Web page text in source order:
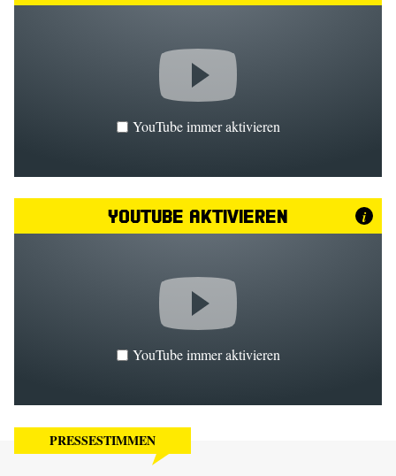
YouTube immer aktivieren
YouTube aktivieren i
YouTube immer aktivieren
PRESSESTIMMEN